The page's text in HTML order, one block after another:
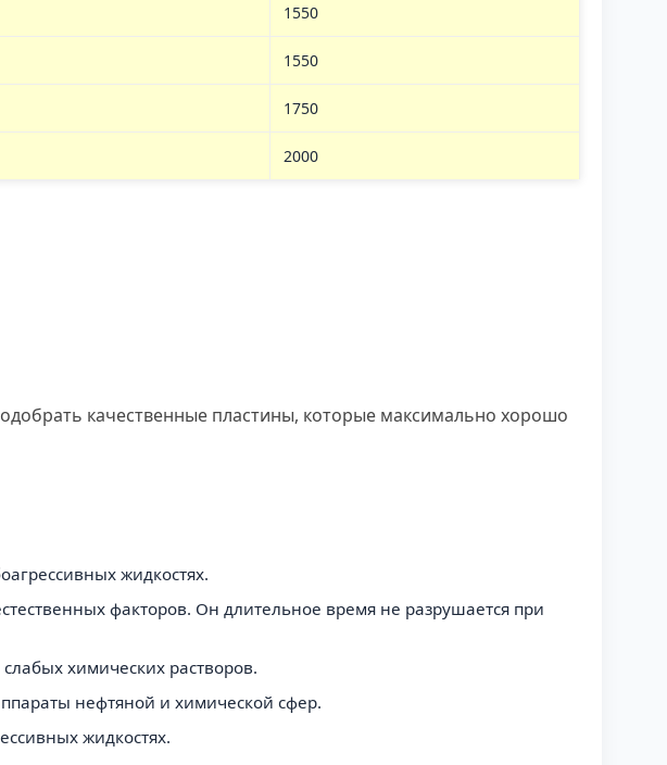
1550
1550
1750
2000
качественные пластины, которые максимально хорошо
жидкостях.
факторов. Он длительное время не разрушается при
химических растворов.
нефтяной и химической сфер.
жидкостях.